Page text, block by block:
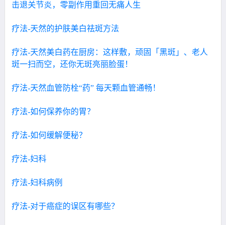
击退关节炎，零副作用重回无痛人生
疗法-天然的护肤美白祛斑方法
疗法-天然美白药在厨房：这样敷，顽固「黑斑」、老人
斑一扫而空，还你无斑亮丽脸蛋！
疗法-天然血管防栓“药” 每天颗血管通畅！
疗法-如何保养你的胃？
疗法-如何缓解便秘？
疗法-妇科
疗法-妇科病例
疗法-对于癌症的误区有哪些？